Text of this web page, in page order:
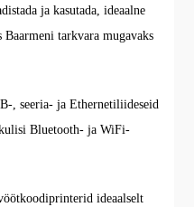
ja kasutada, ideaalne
tarkvara mugavaks
, seeria- ja Ethernetiliideseid
Bluetooth- ja WiFi-
ideaalselt